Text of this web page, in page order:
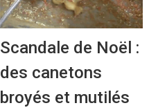
Scandale de Noël :
des canetons
broyés et mutilés